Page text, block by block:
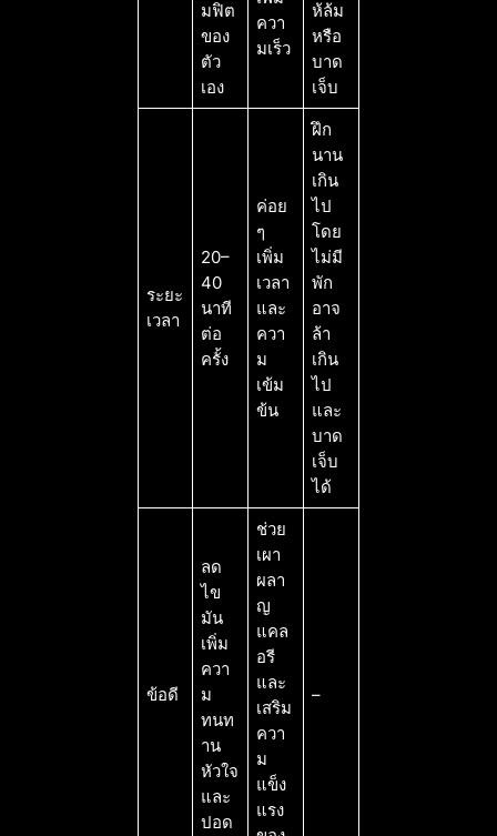
มฟิต
ของ
ตัว
เอง
ควา
มเร็ว
ห้ล้ม
หรือ
บาด
เจ็บ
ระยะ
เวลา
20–
40
นาที
ต่อ
ครั้ง
ค่อย
ๆ
เพิ่ม
เวลา
และ
ควา
ม
เข้ม
ข้น
ฝึก
นาน
เกิน
ไป
โดย
ไม่มี
พัก
อาจ
ล้า
เกิน
ไป
และ
บาด
เจ็บ
ได้
ข้อดี
ลด
ไข
มัน
เพิ่ม
ควา
ม
ทนท
าน
หัวใจ
และ
ปอด
ช่วย
เผา
ผลา
ญ
แคล
อรี
และ
เสริม
ควา
ม
แข็ง
แรง
–